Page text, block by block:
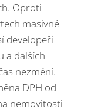
Oproti
masivně
developeři
a dalších
nezmění.
DPH od
nemovitosti